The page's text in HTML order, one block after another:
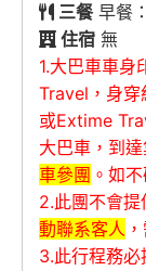
三餐早餐
住宿 無
1.大巴車車
Travel，身
或Extime
大巴車，到達
車參團 。如
2.此團不會提
動聯系客人
3.此行程務